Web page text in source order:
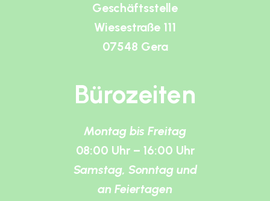
Geschäftsstelle
Wiesestraße 111
07548 Gera
Bürozeiten
Montag bis Freitag
08:00 Uhr – 16:00 Uhr
Samstag, Sonntag und
an Feiertagen